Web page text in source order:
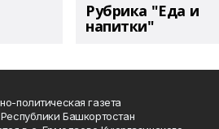
Рубрика "Еда и
напитки"
политическая газета
Башкортостан